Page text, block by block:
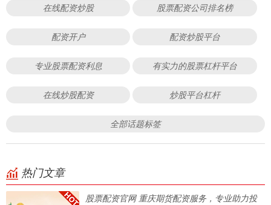
在线配资炒股 股票配资公司排名榜
配资开户 配资炒股平台
专业股票配资利息 有实力的股票杠杆平台
在线炒股配资 炒股平台杠杆
全部话题标签
热门文章
股票配资官网 重庆期货配资服务，专业助力投